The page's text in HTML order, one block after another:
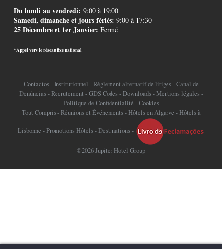
Du lundi au vendredi: 9:00 à 19:00
Samedi, dimanche et jours fériés: 9:00 à 17:30
25 Décembre et 1er Janvier: Fermé
*Appel vers le réseau fixe national
Contactos- Institutionnel -Règlement alternatif de litiges-Canal de
Denúncias-Recrutement -GDS Codes-Downloads-Mentions légales-
Politique de Confidentialité -Cookies
Tout Compris-Réunions et Événements- Hôtels en Algarve - Hôtels à
Lisbonne -Promotions Hôtels-Destinations-
©2026 Jupiter Hotel Group